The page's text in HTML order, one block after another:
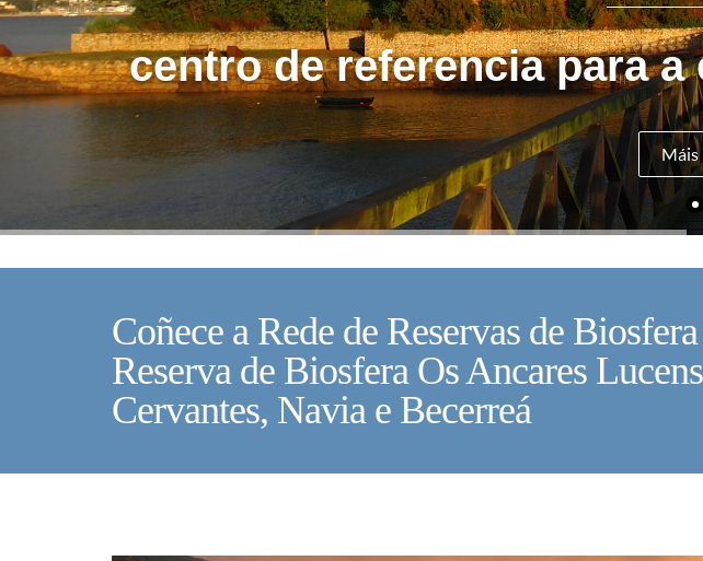
centro de referencia para
Coñece a Rede de Reservas de
Reserva de Biosfera Os Ancares
Cervantes, Navia e Becerreá